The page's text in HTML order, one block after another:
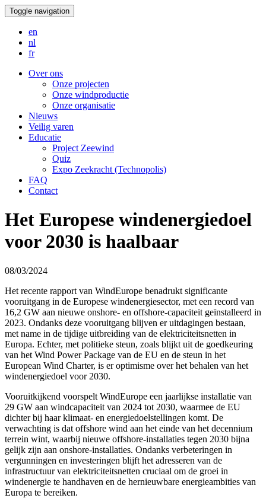
Toggle navigation
en
nl
fr
Over ons
Onze projecten
Onze windproductie
Onze organisatie
Nieuws
Veilig varen
Educatie
Project Zeewind
Quiz
Expo Zeekracht (Technopolis)
FAQ
Contact
Het Europese windenergiedoel
voor 2030 is haalbaar
08/03/2024
Het recente rapport van WindEurope benadrukt significante
vooruitgang in de Europese windenergiesector, met een record van
16,2 GW aan nieuwe onshore- en offshore-capaciteit geïnstalleerd in
2023. Ondanks deze vooruitgang blijven er uitdagingen bestaan,
met name in de tijdige uitbreiding van de elektriciteitsnetten in
Europa. Echter, met politieke steun, zoals blijkt uit de goedkeuring
van het Wind Power Package van de EU en de steun in het
European Wind Charter, is er optimisme over het behalen van het
windenergiedoel voor 2030.
Vooruitkijkend voorspelt WindEurope een jaarlijkse installatie van
29 GW aan windcapaciteit van 2024 tot 2030, waarmee de EU
dichter bij haar klimaat- en energiedoelstellingen komt. De
verwachting is dat offshore wind aan het einde van het decennium
terrein wint, waarbij nieuwe offshore-installaties tegen 2030 bijna
gelijk zijn aan onshore-installaties. Ondanks verbeteringen in
vergunningen en investeringen blijft het adresseren van de
infrastructuur van elektriciteitsnetten cruciaal om de groei in
windenergie te handhaven en de hernieuwbare energieambities van
Europa te bereiken.